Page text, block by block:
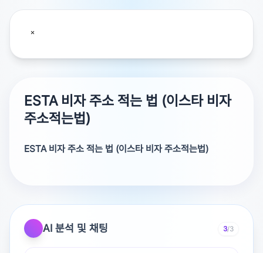
ESTA 비자 주소 적는 법 (이스타 비자
주소적는법)
ESTA 비자 주소 적는 법 (이스타 비자 주소적는법)
KOREA​영문 주소 작성 시 주의할 점은 다음과 같습니다:​1.
도로명과 구 이름은 하이픈(-)으로 연결하고 대문자로 표기
AI 분석 및 채팅 3/3